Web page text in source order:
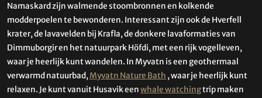
Namaskard zijn walmende stoombronnen en kolkende
modderpoelen te bewonderen. Interessant zijn ook de Hverfell
krater, de lavavelden bij Krafla, de donkere lavaformaties van
Dimmuborgir en het natuurpark Höfdi, met een rijk vogelleven,
waar je heerlijk kunt wandelen. In Myvatn is een geothermaal
verwarmd natuurbad,Myvatn Nature Bath , waar je heerlijk kunt
relaxen. Je kunt vanuit Husavik eenwhale watchingtrip maken